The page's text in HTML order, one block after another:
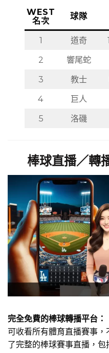
WEST
名次
球隊
1 道奇
2
響尾蛇
3
教士
4
巨人
5
洛磯
棒球直播／轉
完全免費的棒球轉播平台：
可收看所有體育直播賽事
了完整的棒球賽事直播，